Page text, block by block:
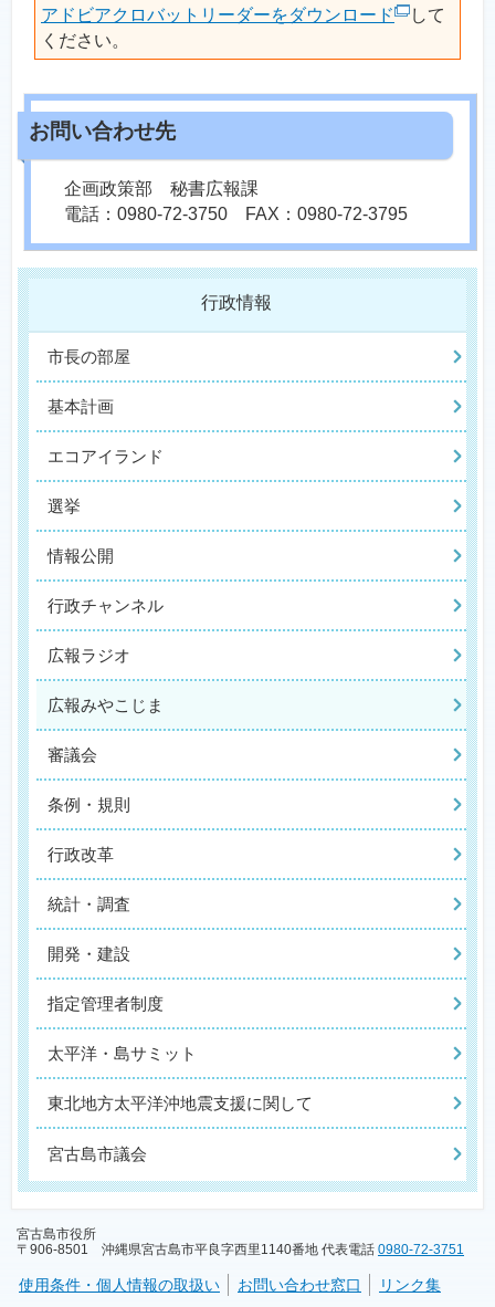
アドビアクロバットリーダーをダウンロード
して
ください。
企画政策部 秘書広報課
電話：0980-72-3750 FAX：0980-72-3795
行政情報
市長の部屋
基本計画
エコアイランド
選挙
情報公開
行政チャンネル
広報ラジオ
広報みやこじま
審議会
条例・規則
行政改革
統計・調査
開発・建設
指定管理者制度
太平洋・島サミット
東北地方太平洋沖地震支援に関して
宮古島市議会
宮古島市役所
〒906-8501 沖縄県宮古島市平良字西里1140番地 代表電話 0980-72-3751
使用条件・個人情報の取扱い お問い合わせ窓口 リンク集